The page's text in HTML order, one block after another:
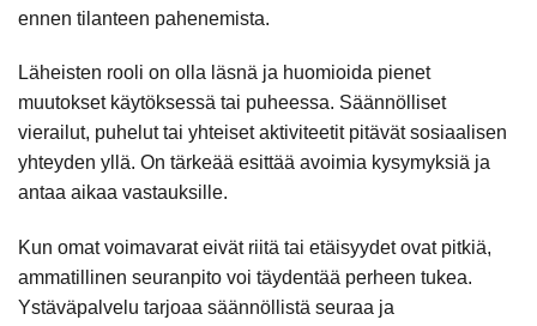
ennen tilanteen pahenemista.
Läheisten rooli on olla läsnä ja huomioida pienet
muutokset käytöksessä tai puheessa. Säännölliset
vierailut, puhelut tai yhteiset aktiviteetit pitävät sosiaalisen
yhteyden yllä. On tärkeää esittää avoimia kysymyksiä ja
antaa aikaa vastauksille.
Kun omat voimavarat eivät riitä tai etäisyydet ovat pitkiä,
ammatillinen seuranpito voi täydentää perheen tukea.
Ystäväpalvelu tarjoaa säännöllistä seuraa ja